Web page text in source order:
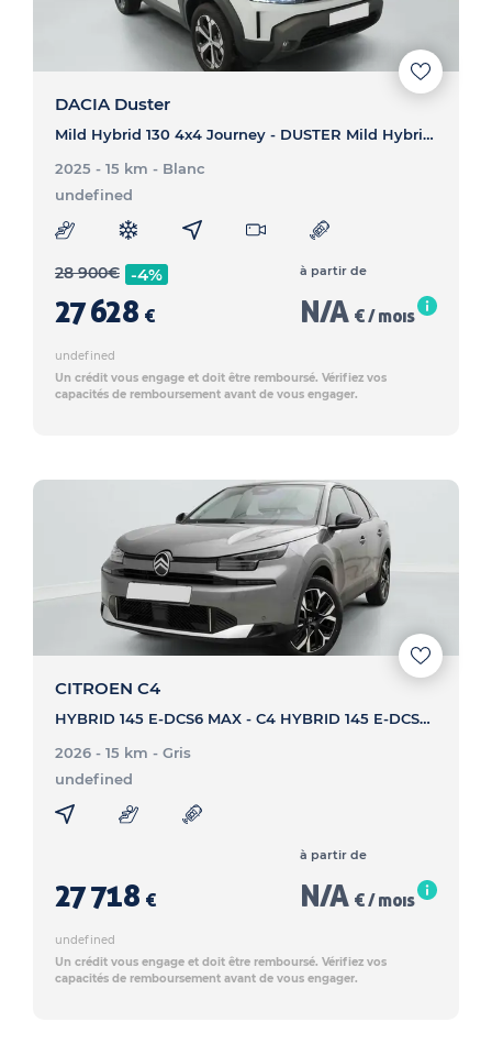
DACIA Duster
Mild Hybrid 130 4x4 Journey - DUSTER Mild Hybrid 130 4x4 Journey
2025 - 15 km - Blanc
undefined
28 900€ -4%
27 628 €
à partir de
N/A € / mois
undefined
Un crédit vous engage et doit être remboursé. Vérifiez vos
capacités de remboursement avant de vous engager.
CITROEN C4
HYBRID 145 E-DCS6 MAX - C4 HYBRID 145 E-DCS6 MAX
2026 - 15 km - Gris
undefined
27 718 €
à partir de
N/A € / mois
undefined
Un crédit vous engage et doit être remboursé. Vérifiez vos
capacités de remboursement avant de vous engager.